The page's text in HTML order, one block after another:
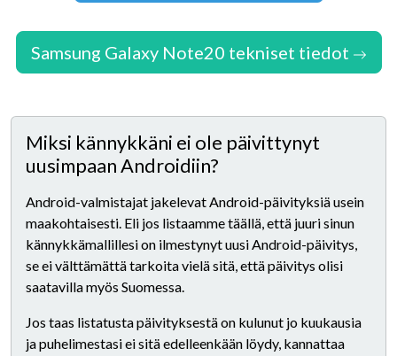
Samsung Galaxy Note20 tekniset tiedot
Miksi kännykkäni ei ole päivittynyt
uusimpaan Androidiin?
Android-valmistajat jakelevat Android-päivityksiä usein
maakohtaisesti. Eli jos listaamme täällä, että juuri sinun
kännykkämallillesi on ilmestynyt uusi Android-päivitys,
se ei välttämättä tarkoita vielä sitä, että päivitys olisi
saatavilla myös Suomessa.
Jos taas listatusta päivityksestä on kulunut jo kuukausia
ja puhelimestasi ei sitä edelleenkään löydy, kannattaa